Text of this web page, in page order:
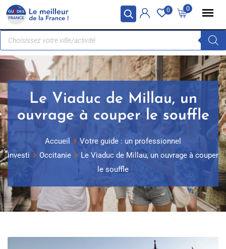
Panneau de gestion des cookies 0
0
Le Viaduc de Millau, un
ouvrage à couper le souffle
Accueil
Votre guide : un professionnel
investi
Occitanie
Le Viaduc de Millau, un ouvrage à couper
le souffle